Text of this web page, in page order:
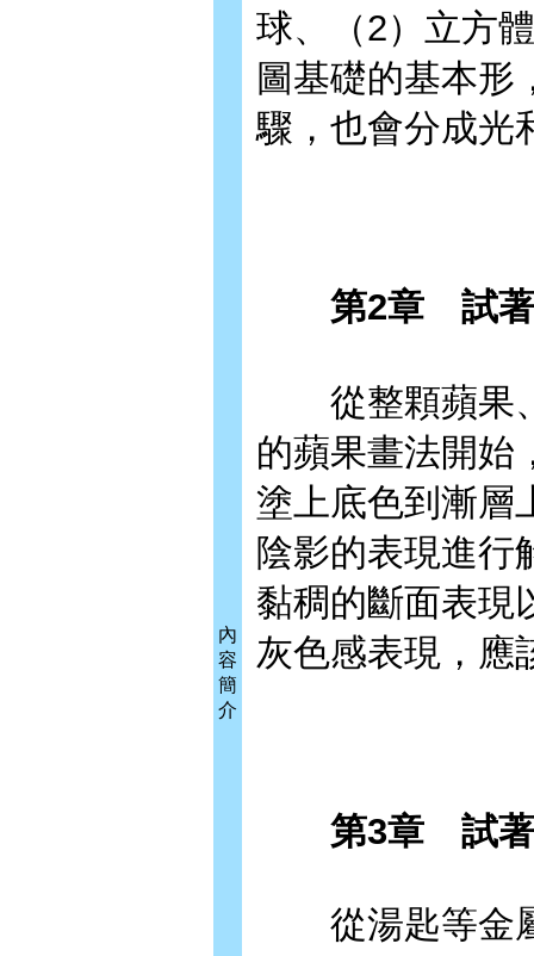
內
容
簡
介
球、（2）立方
圖基礎的基本形
驟，也會分成光
第2章 試著
從整顆蘋果
的蘋果畫法開始
塗上底色到漸層
陰影的表現進行
黏稠的斷面表現
灰色感表現，應
第3章 試著描
從湯匙等金屬